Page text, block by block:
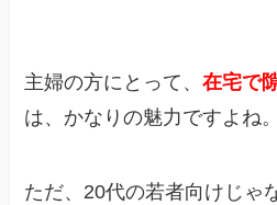
主婦の方にとって、在宅で
は、かなりの魅力ですよね。
ただ、20代の若者向けじゃ